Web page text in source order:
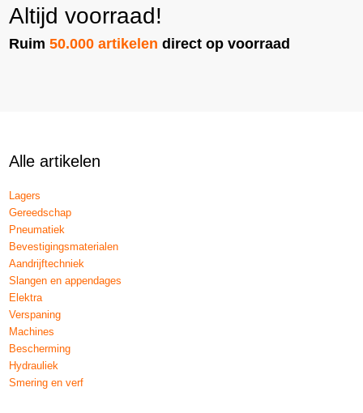
Altijd voorraad!
Ruim50.000 artikelen direct op voorraad
Alle artikelen
Lagers
Gereedschap
Pneumatiek
Bevestigingsmaterialen
Aandrijftechniek
Slangen en appendages
Elektra
Verspaning
Machines
Bescherming
Hydrauliek
Smering en verf